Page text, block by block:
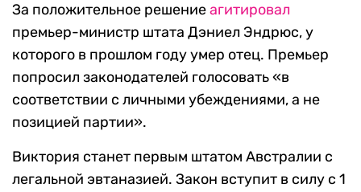
За положительное решениеагитировал
премьер-министр штата Дэниел Эндрюс, у
которого в прошлом году умер отец. Премьер
попросил законодателей голосовать «в
соответствии с личными убеждениями, а не
позицией партии».
Виктория станет первым штатом Австралии с
легальной эвтаназией. Закон вступит в силу с 1